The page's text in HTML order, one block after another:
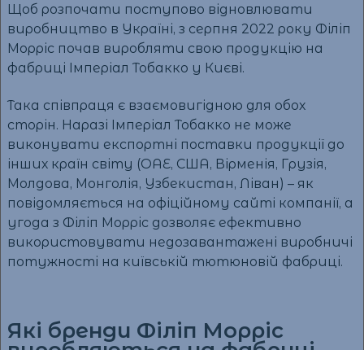
Щоб розпочати поступово відновлювати
виробництво в Україні, з серпня 2022 року Філіп
Морріс почав виробляти свою продукцію на
фабриці Імперіал Тобакко у Києві.
Така співпраця є взаємовигідною для обох
сторін. Наразі Імперіал Тобакко не може
виконувати експортні поставки продукції до
інших країн світу (ОАЕ, США, Вірменія, Грузія,
Молдова, Монголія, Узбекистан, Ліван) – як
повідомляється на офіційному сайті компанії, а
угода з Філіп Морріс дозволяє ефективно
використовувати недозавантажені виробничі
потужності на київській тютюновій фабриці.
Які бренди Філіп Морріс